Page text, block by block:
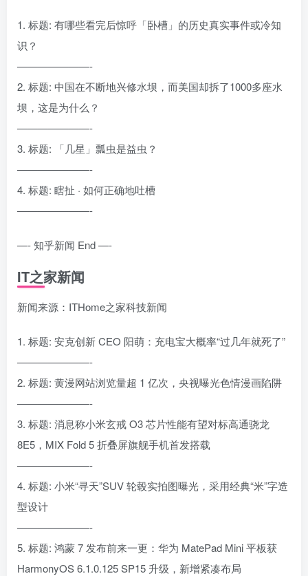
1. 标题: 有哪些看完后惊呼「卧槽」的历史真实事件或冷知
识？
———————-
2. 标题: 中国在不断地兴修水坝，而美国却拆了1000多座水
坝，这是为什么？
———————-
3. 标题: 「几星」瓢虫是益虫？
———————-
4. 标题: 瞎扯 · 如何正确地吐槽
———————-
—- 知乎新闻 End —-
IT之家新闻
新闻来源：ITHome之家科技新闻
1. 标题: 安克创新 CEO 阳萌：充电宝大概率“过几年就死了”
———————-
2. 标题: 黄漫网站浏览量超 1 亿次，央视曝光色情漫画陷阱
———————-
3. 标题: 消息称小米玄戒 O3 芯片性能有望对标高通骁龙
8E5，MIX Fold 5 折叠屏旗舰手机首发搭载
———————-
4. 标题: 小米“寻天”SUV 轮毂实拍图曝光，采用经典“米”字造
型设计
———————-
5. 标题: 鸿蒙 7 发布前来一更：华为 MatePad Mini 平板获
HarmonyOS 6.1.0.125 SP15 升级，新增紧凑布局